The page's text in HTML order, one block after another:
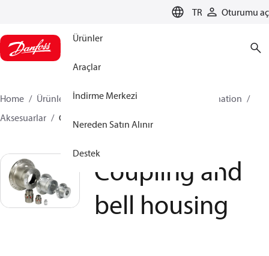
TR Oturumu aç
Ürünler
Araçlar
İndirme Merkezi
Nereden Satın Alınır
Destek
Home Ürünler Yüksek Basınç Pompaları
Desalination
Aksesuarlar
Coupling and bell housing
Coupling and
bell housing